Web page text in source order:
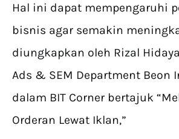
Hal ini dapat mempengaruhi
bisnis agar semakin
diungkapkan oleh Rizal
Ads & SEM Department Beon
dalam BIT Corner bertajuk
Orderan Lewat Iklan,”